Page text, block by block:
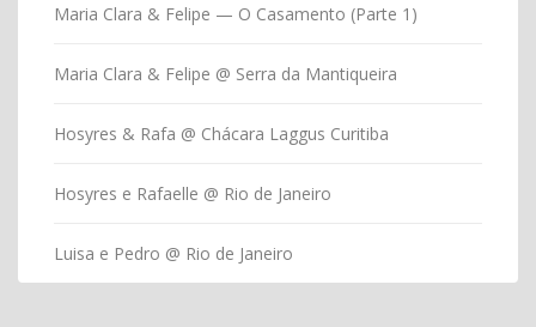
Maria Clara & Felipe — O Casamento (Parte 1)
Maria Clara & Felipe @ Serra da Mantiqueira
Hosyres & Rafa @ Chácara Laggus Curitiba
Hosyres e Rafaelle @ Rio de Janeiro
Luisa e Pedro @ Rio de Janeiro